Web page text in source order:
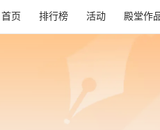
首页 排行榜 活动 殿堂作